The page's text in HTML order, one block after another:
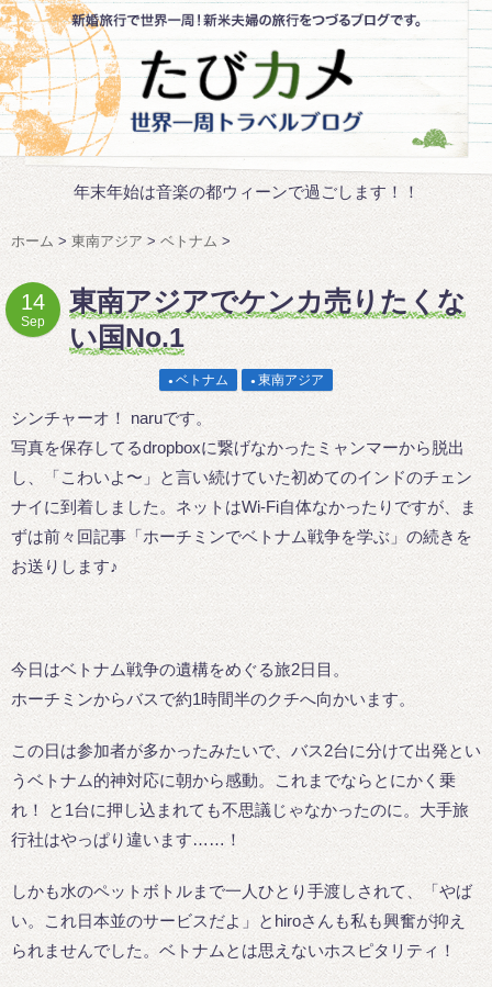
年末年始は音楽の都ウィーンで過ごします！！
ホーム >東南アジア > ベトナム >
14
Sep
東南アジアでケンカ売りたくな
い国No.1
ベトナム 東南アジア
シンチャーオ！ naruです。
写真を保存してるdropboxに繋げなかったミャンマーから脱出
し、「こわいよ〜」と言い続けていた初めてのインドのチェン
ナイに到着しました。ネットはWi-Fi自体なかったりですが、ま
ずは前々回記事「ホーチミンでベトナム戦争を学ぶ」の続きを
お送りします♪
今日はベトナム戦争の遺構をめぐる旅2日目。
ホーチミンからバスで約1時間半のクチへ向かいます。
この日は参加者が多かったみたいで、バス2台に分けて出発とい
うベトナム的神対応に朝から感動。これまでならとにかく乗
れ！ と1台に押し込まれても不思議じゃなかったのに。大手旅
行社はやっぱり違います……！
しかも水のペットボトルまで一人ひとり手渡しされて、「やば
い。これ日本並のサービスだよ」とhiroさんも私も興奮が抑え
られませんでした。ベトナムとは思えないホスピタリティ！